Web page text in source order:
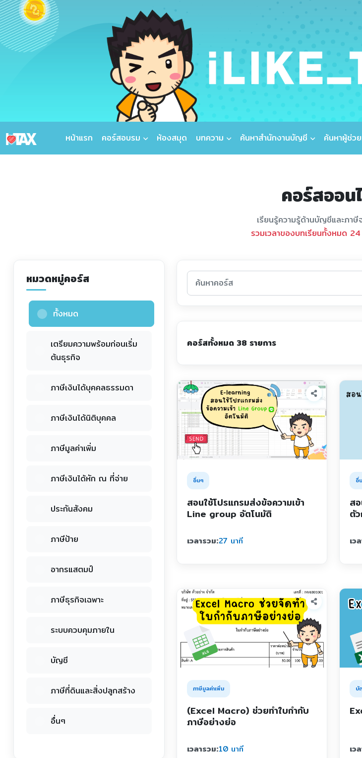
หน้าแรก คอร์สอบรม ห้องสมุด บทความ ค้นหาสำนักงานบัญชี ค้นหาผู้ช่ว
คอร์สออน
เรียนรู้ความรู้ด้านบัญชีและภาษี
รวมเวลาของบทเรียนทั้งหมด
หมวดหมู่คอร์ส
ทั้งหมด
เตรียมความพร้อมก่อนเริ่ม
ต้นธุรกิจ
ภาษีเงินได้บุคคลธรรมดา
ภาษีเงินได้นิติบุคคล
ภาษีมูลค่าเพิ่ม
ภาษีเงินได้หัก ณ ที่จ่าย
ประกันสังคม
ภาษีป้าย
อากรแสตมป์
ภาษีธุรกิจเฉพาะ
ระบบควบคุมภายใน
บัญชี
ภาษีที่ดินและสิ่งปลูกสร้าง
อื่นๆ
คอร์สทั้งหมด 38 รายการ
อื่นๆ
สอนใช้โปรแกรมส่งข้อความเข้า
Line group อัตโนมัติ
เวลารวม:27 นาที
อื่
ส
ตั
เว
ภาษีมูลค่าเพิ่ม
(Excel Macro) ช่วยทำใบกำกับ
ภาษีอย่างย่อ
เวลารวม:10 นาที
บั
เว